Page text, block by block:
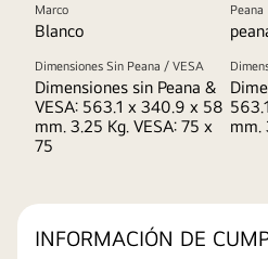
Marco
Blanco
Peana
Dimensiones Sin Peana / VESA
Dimensiones sin Peana &
VESA: 563.1 x 340.9 x 58
mm. 3.25 Kg. VESA: 75 x
75
mm.
INFORMACIÓN DE